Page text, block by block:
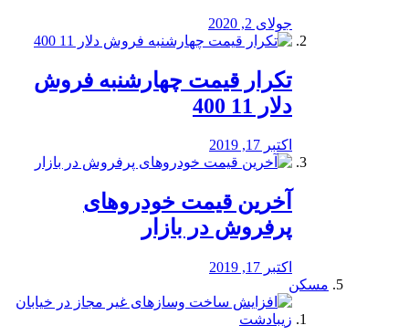
جولای 2, 2020
تکرار قیمت چهارشنبه فروش
دلار 11 400
اکتبر 17, 2019
آخرین قیمت خودرو‌های
پرفروش در بازار
اکتبر 17, 2019
مسکن